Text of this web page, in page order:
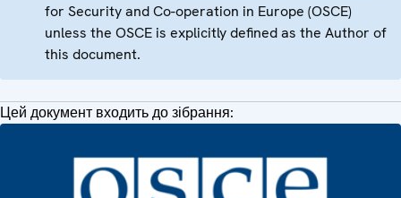
for Security and Co-operation in Europe (OSCE)
unless the OSCE is explicitly defined as the Author of
this document.
Цей документ входить до зібрання: